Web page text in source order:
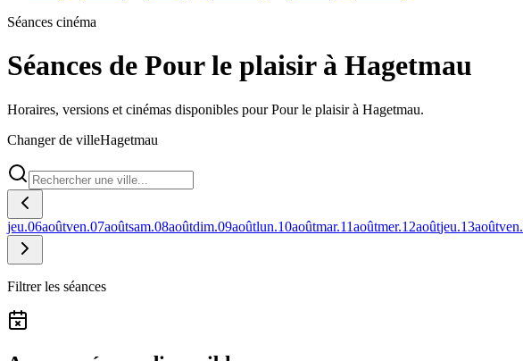
Séances cinéma
Séances de Pour le plaisir à Hagetmau
Horaires, versions et cinémas disponibles pour Pour le plaisir à Hagetmau.
Changer de villeHagetmau
jeu.06aoûtven.07aoûtsam.08aoûtdim.09aoûtlun.10aoûtmar.11aoûtmer.12aoûtjeu.13aoûtven.
Filtrer les séances